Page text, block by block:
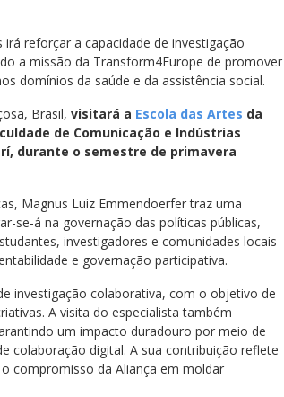
reforçar a capacidade de investigação
a missão da Transform4Europe de promover
domínios da saúde e da assistência social.
Brasil, visitará a Escola das Artes da
de Comunicação e Indústrias
durante o semestre de primavera
Magnus Luiz Emmendoerfer traz uma
se-á na governação das políticas públicas,
investigadores e comunidades locais
e governação participativa.
investigação colaborativa, com o objetivo de
A visita do especialista também
um impacto duradouro por meio de
colaboração digital. A sua contribuição reflete
compromisso da Aliança em moldar